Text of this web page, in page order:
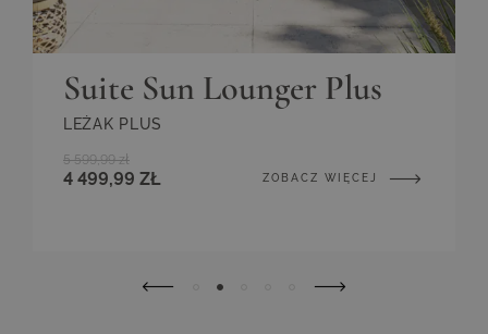
Suite Sun Lounger Plus
LEŻAK PLUS
4 499,99 ZŁ
5 599,99 zł
ZOBACZ WIĘCEJ